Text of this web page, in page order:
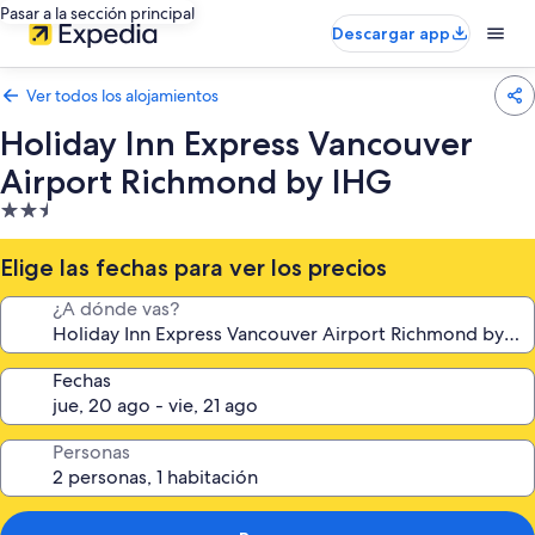
Pasar a la sección principal
Descargar app
Ver todos los alojamientos
Holiday Inn Express Vancouver
Airport Richmond by IHG
Alojamiento
de
2.5 estrellas
Elige las fechas para ver los precios
¿A dónde vas?
Fechas
Personas